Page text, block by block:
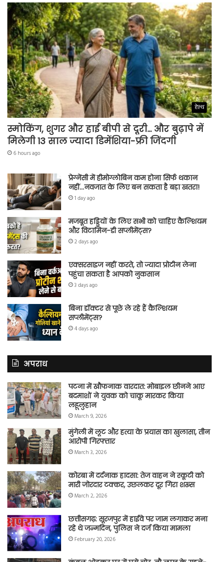
हेल्थ
स्मोकिंग, शुगर और हाई बीपी से दूरी… और बुढ़ापे में
मिलेगी 13 साल ज्यादा डिमेंशिया-फ्री जिंदगी
6 hours ago
प्रेग्नेंसी में हीमोग्लोबिन कम होना सिर्फ थकान
नहीं…नवजात के लिए बन सकता है बड़ा खतरा!
1 day ago
मजबूत हड्डियों के लिए सभी को चाहिए कैल्शियम
और विटामिन-डी सप्लीमेंट्स?
2 days ago
एक्सरसाइज नहीं करते, तो ज्यादा प्रोटीन लेना
पहुंचा सकता है आपको नुकसान
3 days ago
बिना डॉक्टर से पूछे ले रहे हैं कैल्शियम
सप्लीमेंट्स?
4 days ago
अपराध
पटना में खौफनाक वारदात: मोबाइल छीनने आए
बदमाशों ने युवक को चाकू मारकर किया
लहूलुहान
March 9, 2026
मुंगेली में लूट और हत्या के प्रयास का खुलासा, तीन
आरोपी गिरफ्तार
March 3, 2026
कोरबा में दर्दनाक हादसा: तेज वाहन ने स्कूटी को
मारी जोरदार टक्कर, उछलकर दूर गिरा शख्स
March 2, 2026
छत्तीसगढ़: सूरजपुर में हाईवे पर जाम लगाकर मना
रहे थे जन्मदिन, पुलिस ने दर्ज किया मामला
February 20, 2026